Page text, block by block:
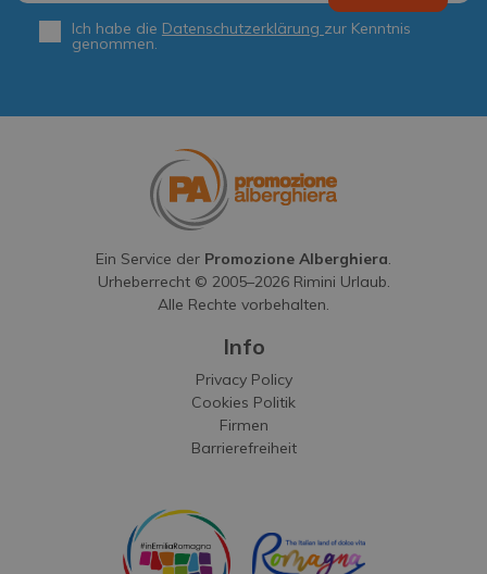
Privacy *
Ich habe die Datenschutzerklärung zur Kenntnis
genommen.
Ein Service der Promozione Alberghiera.
Urheberrecht © 2005–2026Rimini Urlaub.
Alle Rechte vorbehalten.
Info
Privacy Policy
Cookies Politik
Firmen
Barrierefreiheit